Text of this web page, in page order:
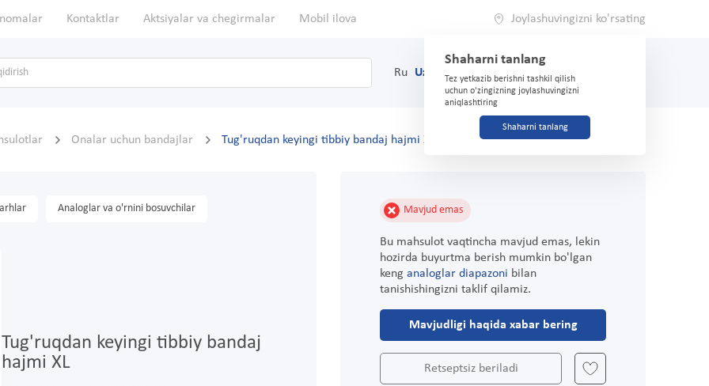
Kontaktlar Aktsiyalar va chegirmalar Mobil ilova Joylashuvingizni ko'rsating
Shaharni tanlang
Tez yetkazib berishni tashkil qilish
uchun o'zingizning joylashuvingizni
aniqlashtiring
Shaharni tanlang
Ru Uz (71) 200-03-03
Onalar uchun bandajlar Tug'ruqdan keyingi tibbiy bandaj hajmi XL
Analoglar va o'rnini bosuvchilar
Tug'ruqdan keyingi tibbiy bandaj
hajmi XL
Mavjud emas
Bu mahsulot vaqtincha mavjud emas, lekin
hozirda buyurtma berish mumkin bo'lgan
keng analoglar diapazoni bilan
tanishishingizni taklif qilamiz.
Mavjudligi haqida xabar bering
Retseptsiz beriladi